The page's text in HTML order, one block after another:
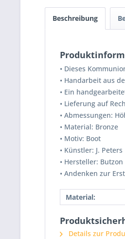
Beschreibung
• Dieses
• Handarbeit aus
• Ein
• Lieferung auf
• Abmessungen:
• Material: Bronze
• Motiv: Boot
• Künstler: J. Peters
• Hersteller:
• Andenken zur
Material:
Details zur